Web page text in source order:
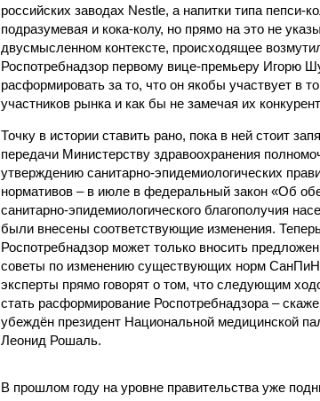
российских заводах Nestle, а напитки типа
подразумевая и кока-колу, но прямо на это не
двусмысленном контексте, происходящее
Роспотребнадзор первому вице-премьеру Игорю
расформировать за то, что он якобы участвует в
участников рынка и как бы не замечая их
Точку в истории ставить рано, пока в ней стоит
передачи Министерству здравоохранения
утверждению санитарно-эпидемиологических
нормативов – в июле в федеральный закон «Об
санитарно-эпидемиологического благополучия
были внесены соответствующие изменения.
Роспотребнадзор может только вносить
советы по изменению существующих норм
эксперты прямо говорят о том, что следующим
стать расформирование Роспотребнадзора –
убеждён президент Национальной медицинской
Леонид Рошаль.
В прошлом году на уровне правительства уже